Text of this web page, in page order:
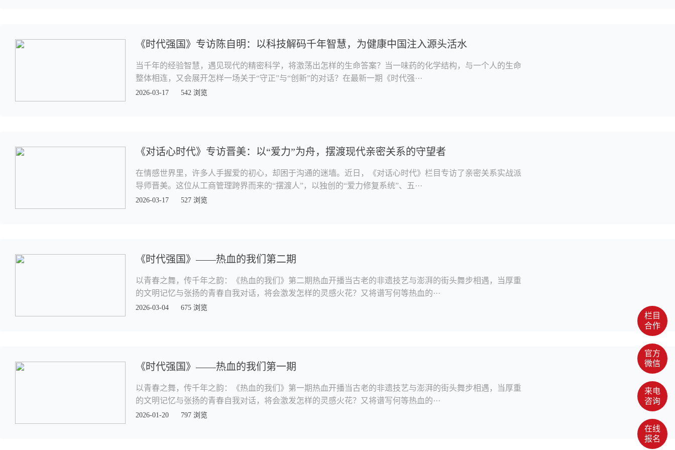
《时代强国》专访陈自明：以科技解码千年智慧，为健康中国注入源头活水
当千年的经验智慧，遇见现代的精密科学，将激荡出怎样的生命答案？当一味药的化学结构，与一个人的生命
整体相连，又会展开怎样一场关于“守正”与“创新”的对话？在最新一期《时代强···
2026-03-17 542 浏览
《对话心时代》专访晋美：以“爱力”为舟，摆渡现代亲密关系的守望者
在情感世界里，许多人手握爱的初心，却困于沟通的迷墙。近日，《对话心时代》栏目专访了亲密关系实战派
导师晋美。这位从工商管理跨界而来的“摆渡人”，以独创的“爱力修复系统”、五···
2026-03-17 527 浏览
《时代强国》——热血的我们第二期
以青春之舞，传千年之韵：《热血的我们》第二期热血开播当古老的非遗技艺与澎湃的街头舞步相遇，当厚重
的文明记忆与张扬的青春自我对话，将会激发怎样的灵感火花？又将谱写何等热血的···
2026-03-04 675 浏览
《时代强国》——热血的我们第一期
以青春之舞，传千年之韵：《热血的我们》第一期热血开播当古老的非遗技艺与澎湃的街头舞步相遇，当厚重
的文明记忆与张扬的青春自我对话，将会激发怎样的灵感火花？又将谱写何等热血的···
2026-01-20 797 浏览
栏目
合作
官方
微信
来电
咨询
在线
报名